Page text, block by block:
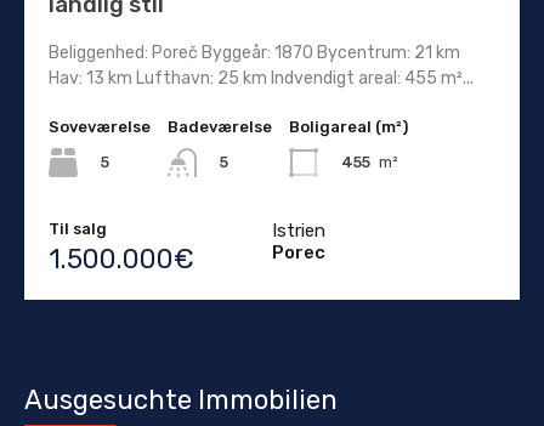
Beliggenhed: Poreč Byggeår: 1870 Bycentrum: 21 km
Hav: 13 km Lufthavn: 25 km Indvendigt areal: 455 m²...
Soveværelse
5
Badeværelse
5
Boligareal (m²)
455 m²
Til salg
1.500.000€
Istrien
Porec
Ausgesuchte Immobilien